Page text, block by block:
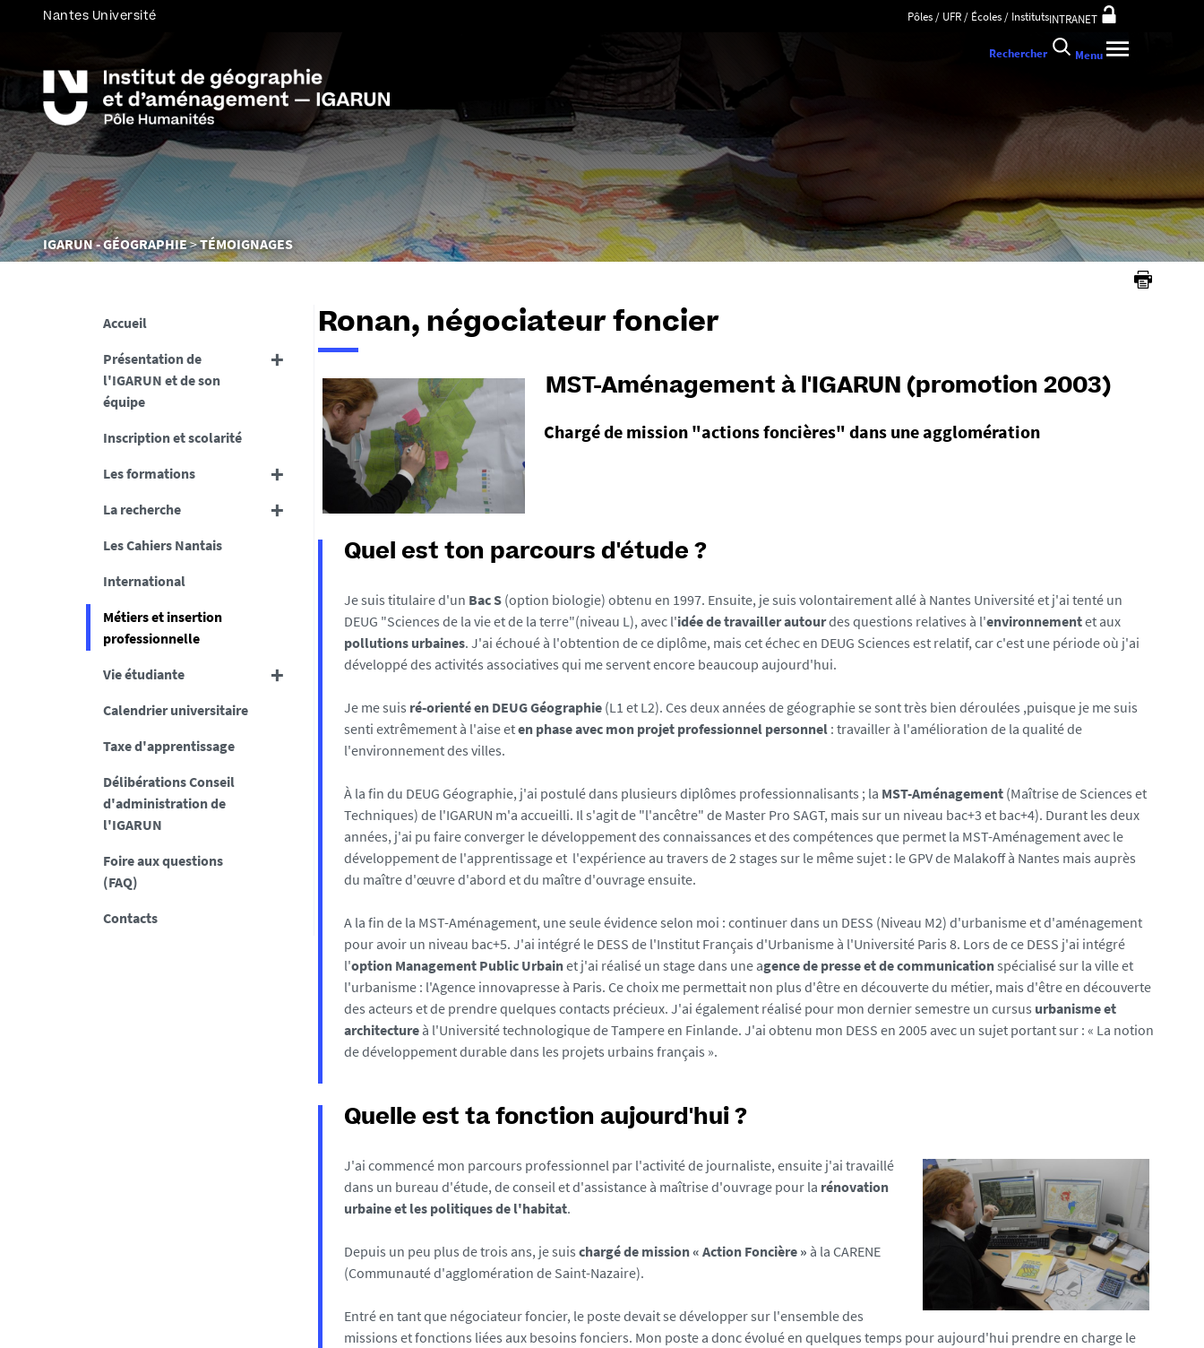
Nantes Université Pôles / UFR / Écoles / InstitutsINTRANET
Vous
êtes
IGARUN - GÉOGRAPHIE TÉMOIGNAGES
Rechercher Menu
Accueil
Présentation de
l'IGARUN et de son
équipe
Inscription et scolarité
Les formations
La recherche
Les Cahiers Nantais
International
Métiers et insertion
professionnelle
Vie étudiante
Calendrier universitaire
Taxe d'apprentissage
Délibérations Conseil
d'administration de
l'IGARUN
Foire aux questions
(FAQ)
Contacts
Ronan, négociateur foncier
MST-Aménagement à l'IGARUN (promotion 2003)
Chargé de mission "actions foncières" dans une agglomération
Quel est ton parcours d'étude ?
Je suis titulaire d'un Bac S (option biologie) obtenu en 1997. Ensuite, je suis volontairement allé à Nantes Université et j'ai tenté un
DEUG "Sciences de la vie et de la terre"(niveau L), avec l'idée de travailler autourdes questions relatives à l'environnementet aux
pollutions urbaines. J'ai échoué à l'obtention de ce diplôme, mais cet échec en DEUG Sciences est relatif, car c'est une période où j'ai
développé des activités associatives qui me servent encore beaucoup aujourd'hui.
Je me suis ré-orienté en DEUG Géographie (L1 et L2). Ces deux années de géographie se sont très bien déroulées ,puisque je me suis
senti extrêmement à l'aise eten phase avec mon projet professionnel personnel : travailler à l'amélioration de la qualité de
l'environnement des villes.
À la fin du DEUG Géographie, j'ai postulé dans plusieurs diplômes professionnalisants ; la MST-Aménagement (Maîtrise de Sciences et
Techniques) de l'IGARUN m'a accueilli. Il s'agit de "l'ancêtre" de Master Pro SAGT, mais sur un niveau bac+3 et bac+4). Durant les deux
années, j'ai pu faire converger le développement des connaissances et des compétences que permet la MST-Aménagement avec le
développement de l'apprentissage et l'expérience au travers de 2 stages sur le même sujet : le GPV de Malakoff à Nantes mais auprès
du maître d'œuvre d'abord et du maître d'ouvrage ensuite.
A la fin de la MST-Aménagement, une seule évidence selon moi : continuer dans un DESS (Niveau M2) d'urbanisme et d'aménagement
pour avoir un niveau bac+5. J'ai intégré le DESS de l'Institut Français d'Urbanisme à l'Université Paris 8. Lors de ce DESS j'ai intégré
l'option Management Public Urbainet j'ai réalisé un stage dans une agence de presse et de communicationspécialisé sur la ville et
l'urbanisme : l'Agence innovapresse à Paris. Ce choix me permettait non plus d'être en découverte du métier, mais d'être en découverte
des acteurs et de prendre quelques contacts précieux. J'ai également réalisé pour mon dernier semestre un cursus urbanisme et
architecture à l'Université technologique de Tampere en Finlande. J'ai obtenu mon DESS en 2005 avec un sujet portant sur : « La notion
de développement durable dans les projets urbains français ».
Quelle est ta fonction aujourd'hui ?
J'ai commencé mon parcours professionnel par l'activité de journaliste, ensuite j'ai travaillé
dans un bureau d'étude, de conseil et d'assistance à maîtrise d'ouvrage pour la rénovation
urbaine et les politiques de l'habitat.
Depuis un peu plus de trois ans, je suis chargé de mission « Action Foncière » à la CARENE
(Communauté d'agglomération de Saint-Nazaire).
Entré en tant que négociateur foncier, le poste devait se développer sur l'ensemble des
missions et fonctions liées aux besoins fonciers. Mon poste a donc évolué en quelques temps pour aujourd'hui prendre en charge le